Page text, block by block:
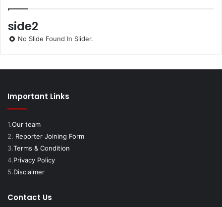
side2
No Slide Found In Slider.
Important Links
1.Our team
2. Reporter Joining Form
3.Terms & Condition
4.Privacy Policy
5.Disclaimer
Contact Us